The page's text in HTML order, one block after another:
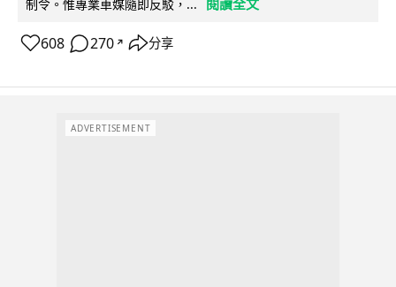
制令。惟專業車媒隨即反駁，...
608 270 ↗ 分享
ADVERTISEMENT